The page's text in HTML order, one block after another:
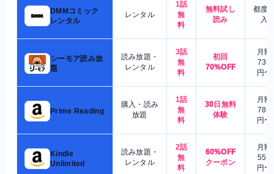
DMMコミック
レンタル
レンタル
1話
無
料
無料試し
読み
都度
入
シーモア読み放
題
読み放題・
レンタル
3話
無
料
初回
70%OFF
月額
730
円〜
Prime Reading
購入・読み
放題
1話
無
料
30日無料
体験
月額
780
円〜
Kindle
Unlimited
読み放題・
レンタル
2話
無
料
60%OFF
クーポン
月額
550
円〜